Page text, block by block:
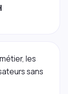
les
sans